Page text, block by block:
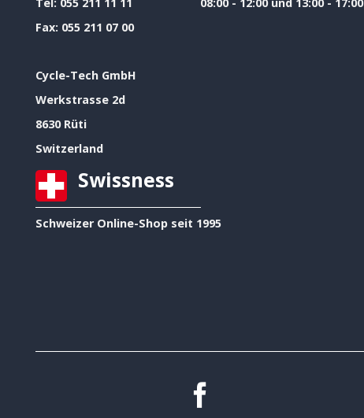
Tel: 055 211 11 11
Fax: 055 211 07 00
Cycle-Tech GmbH
Werkstrasse 2d
8630 Rüti
Switzerland
08:00 - 12:00 und 13:00 - 17:00
Swissness
Schweizer Online-Shop seit 1995